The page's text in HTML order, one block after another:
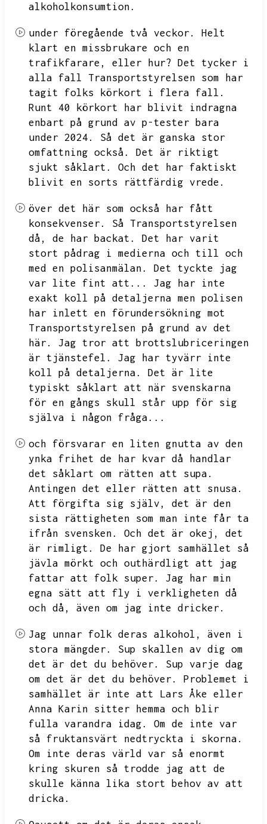
alkoholkonsumtion.
under föregående två veckor.
Helt
klart en missbrukare och en
trafikfarare,
eller hur? Det tycker i
alla fall Transportstyrelsen som har
tagit folks körkort i flera fall.
Runt 40 körkort har blivit indragna
enbart på grund av p-tester bara
under 2024.
Så det är ganska stor
omfattning också.
Det är riktigt
sjukt såklart.
Och det har faktiskt
blivit en sorts rättfärdig vrede.
över det här som också har fått
konsekvenser.
Så Transportstyrelsen
då,
de har backat.
Det har varit
stort pådrag i medierna och till och
med en polisanmälan.
Det tyckte jag
var lite fint att...
Jag har inte
exakt koll på detaljerna men polisen
har inlett en förundersökning mot
Transportstyrelsen på grund av det
här.
Jag tror att brottslubriceringen
är tjänstefel.
Jag har tyvärr inte
koll på detaljerna.
Det är lite
typiskt såklart att när svenskarna
för en gångs skull står upp för sig
själva i någon fråga...
och försvarar en liten gnutta av den
ynka frihet de har kvar då handlar
det såklart om rätten att supa.
Antingen det eller rätten att snusa.
Att förgifta sig själv,
det är den
sista rättigheten som man inte får ta
ifrån svensken.
Och det är okej,
det
är rimligt.
De har gjort samhället så
jävla mörkt och outhärdligt att jag
fattar att folk super.
Jag har min
egna sätt att fly i verkligheten då
och då,
även om jag inte dricker.
Jag unnar folk deras alkohol,
även i
stora mängder.
Sup skallen av dig om
det är det du behöver.
Sup varje dag
om det är det du behöver.
Problemet i
samhället är inte att Lars Åke eller
Anna Karin sitter hemma och blir
fulla varandra idag.
Om de inte var
så fruktansvärt nedtryckta i skorna.
Om inte deras värld var så enormt
kring skuren så trodde jag att de
skulle känna lika stort behov av att
dricka.